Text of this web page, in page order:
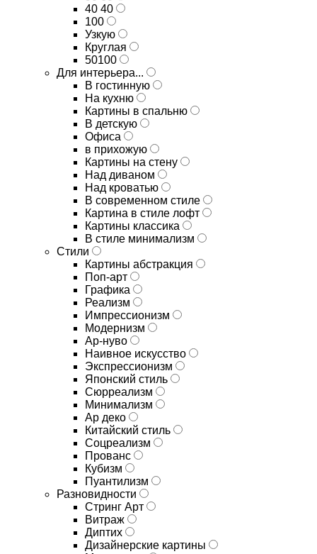
40 40
100
Узкую
Круглая
50100
Для интерьера...
В гостинную
На кухню
Картины в спальню
В детскую
Офиса
в прихожую
Картины на стену
Над диваном
Над кроватью
В современном стиле
Картина в стиле лофт
Картины классика
В стиле минимализм
Стили
Картины абстракция
Поп-арт
Графика
Реализм
Импрессионизм
Модернизм
Ар-нуво
Наивное искусство
Экспрессионизм
Японский стиль
Сюрреализм
Минимализм
Ар деко
Китайский стиль
Соцреализм
Прованс
Кубизм
Пуантилизм
Разновидности
Стринг Арт
Витраж
Диптих
Дизайнерские картины